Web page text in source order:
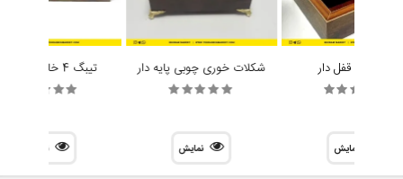
جا کاردی قفل دار
نمایش
شکلات خوری چوبی پایه دار
نمایش
تیبگ 4 خانه مستطیل